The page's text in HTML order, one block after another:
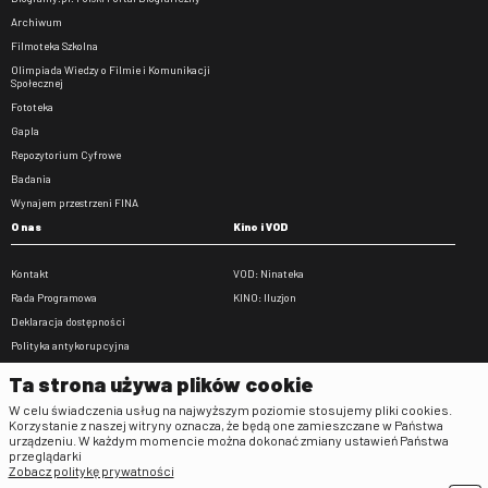
Archiwum
Filmoteka Szkolna
Olimpiada Wiedzy o Filmie i Komunikacji
Społecznej
Fototeka
Gapla
Repozytorium Cyfrowe
Badania
Wynajem przestrzeni FINA
O nas
Kontakt
Rada Programowa
Deklaracja dostępności
Polityka antykorupcyjna
Zamówienia publiczne
Praca w FINA
Kino i VOD
VOD: Ninateka
KINO: Iluzjon
Regulaminy
Ta strona używa plików cookie
W celu świadczenia usług na najwyższym poziomie stosujemy pliki cookies.
Korzystanie z naszej witryny oznacza, że będą one zamieszczane w Państwa
urządzeniu. W każdym momencie można dokonać zmiany ustawień Państwa
przeglądarki
Zobacz politykę prywatności